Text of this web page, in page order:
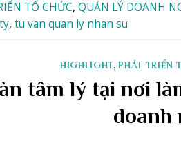
TỔ CHỨC, QUẢN LÝ DOANH
, tu van quan ly nhan su
HIGHLIGHT,PHÁT TRIỂN
tâm lý tại nơi
doanh